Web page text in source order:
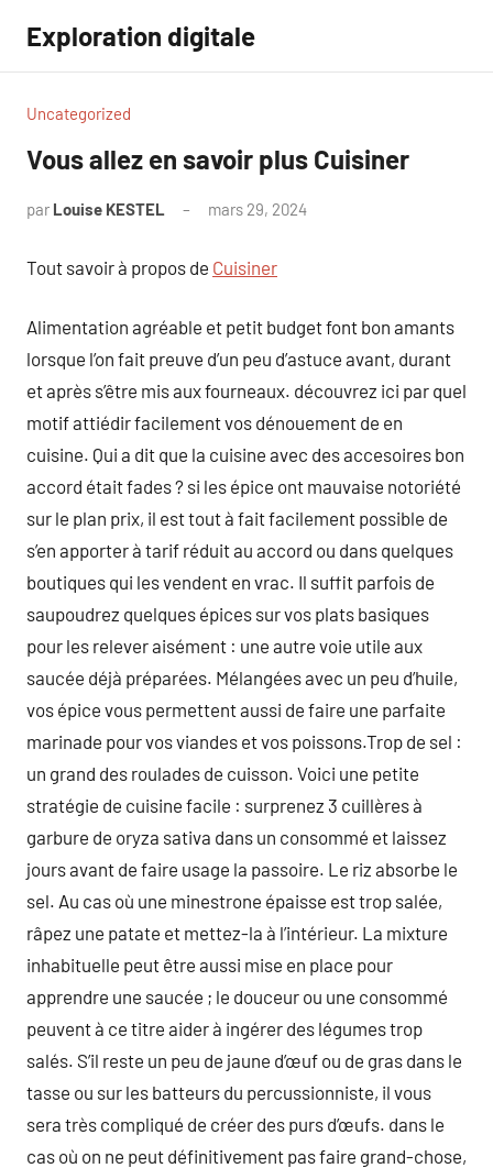
contenu
Exploration digitale
Uncategorized
Vous allez en savoir plus Cuisiner
par Louise KESTEL mars 29, 2024
Tout savoir à propos de Cuisiner
Alimentation agréable et petit budget font bon amants
lorsque l’on fait preuve d’un peu d’astuce avant, durant
et après s’être mis aux fourneaux. découvrez ici par quel
motif attiédir facilement vos dénouement de en
cuisine. Qui a dit que la cuisine avec des accesoires bon
accord était fades ? si les épice ont mauvaise notoriété
sur le plan prix, il est tout à fait facilement possible de
s’en apporter à tarif réduit au accord ou dans quelques
boutiques qui les vendent en vrac. Il suffit parfois de
saupoudrez quelques épices sur vos plats basiques
pour les relever aisément : une autre voie utile aux
saucée déjà préparées. Mélangées avec un peu d’huile,
vos épice vous permettent aussi de faire une parfaite
marinade pour vos viandes et vos poissons.Trop de sel :
un grand des roulades de cuisson. Voici une petite
stratégie de cuisine facile : surprenez 3 cuillères à
garbure de oryza sativa dans un consommé et laissez
jours avant de faire usage la passoire. Le riz absorbe le
sel. Au cas où une minestrone épaisse est trop salée,
râpez une patate et mettez-la à l’intérieur. La mixture
inhabituelle peut être aussi mise en place pour
apprendre une saucée ; le douceur ou une consommé
peuvent à ce titre aider à ingérer des légumes trop
salés. S’il reste un peu de jaune d’œuf ou de gras dans le
tasse ou sur les batteurs du percussionniste, il vous
sera très compliqué de créer des purs d’œufs. dans le
cas où on ne peut définitivement pas faire grand-chose,